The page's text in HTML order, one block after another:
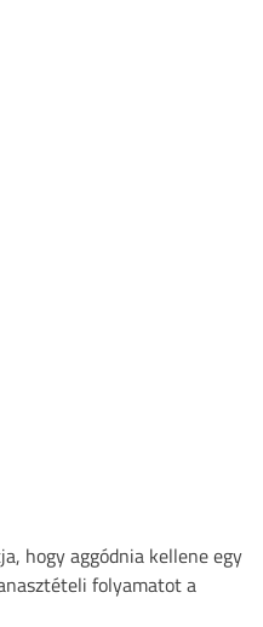
hogy aggódnia kellene egy
folyamatot a